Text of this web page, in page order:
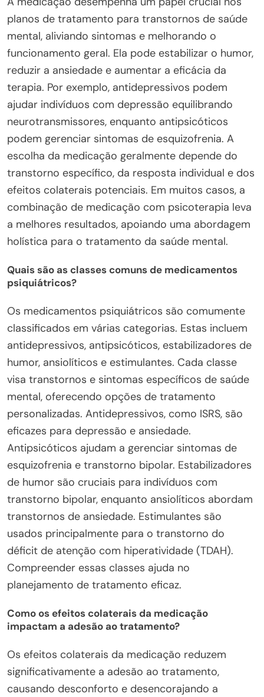
planos de tratamento para transtornos de saúde
mental, aliviando sintomas e melhorando o
funcionamento geral. Ela pode estabilizar o humor,
reduzir a ansiedade e aumentar a eficácia da
terapia. Por exemplo, antidepressivos podem
ajudar indivíduos com depressão equilibrando
neurotransmissores, enquanto antipsicóticos
podem gerenciar sintomas de esquizofrenia. A
escolha da medicação geralmente depende do
transtorno específico, da resposta individual e dos
efeitos colaterais potenciais. Em muitos casos, a
combinação de medicação com psicoterapia leva
a melhores resultados, apoiando uma abordagem
holística para o tratamento da saúde mental.
Quais são as classes comuns de medicamentos
psiquiátricos?
Os medicamentos psiquiátricos são comumente
classificados em várias categorias. Estas incluem
antidepressivos, antipsicóticos, estabilizadores de
humor, ansiolíticos e estimulantes. Cada classe
visa transtornos e sintomas específicos de saúde
mental, oferecendo opções de tratamento
personalizadas. Antidepressivos, como ISRS, são
eficazes para depressão e ansiedade.
Antipsicóticos ajudam a gerenciar sintomas de
esquizofrenia e transtorno bipolar. Estabilizadores
de humor são cruciais para indivíduos com
transtorno bipolar, enquanto ansiolíticos abordam
transtornos de ansiedade. Estimulantes são
usados principalmente para o transtorno do
déficit de atenção com hiperatividade (TDAH).
Compreender essas classes ajuda no
planejamento de tratamento eficaz.
Como os efeitos colaterais da medicação
impactam a adesão ao tratamento?
Os efeitos colaterais da medicação reduzem
significativamente a adesão ao tratamento,
causando desconforto e desencorajando a